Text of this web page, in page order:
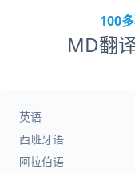
100
MD翻
英语
西班牙语
阿拉伯语